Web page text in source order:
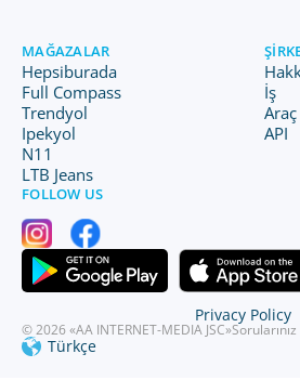
MAĞAZALAR
Hepsiburada
Full Compass
Trendyol
Ipekyol
N11
LTB Jeans
İş
Araç
API
FOLLOW US
© 2026 «AA INTERNET-MEDIA JSC»
Türkçe
Privacy Policy